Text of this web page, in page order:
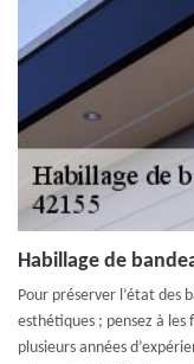
Habillage de
Pour préserver l’état des
esthétiques ; pensez à
plusieurs années